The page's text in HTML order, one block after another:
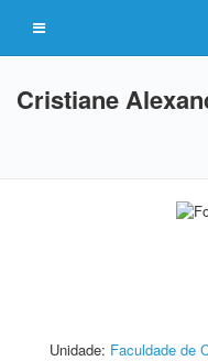
Cristiane
Unidade: Faculdade de